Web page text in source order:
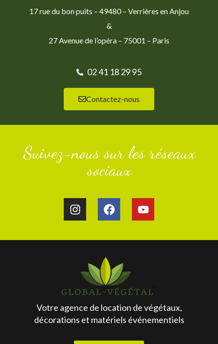
17 rue du bon puits – 49480 – Verrières en Anjou
&
27 Avenue de l’opéra – 75001 – Paris
02 41 18 29 95
Contactez-nous
Suivez-nous sur les réseaux
sociaux
Votre agence de location de végétaux,
décorations et matériels événementiels